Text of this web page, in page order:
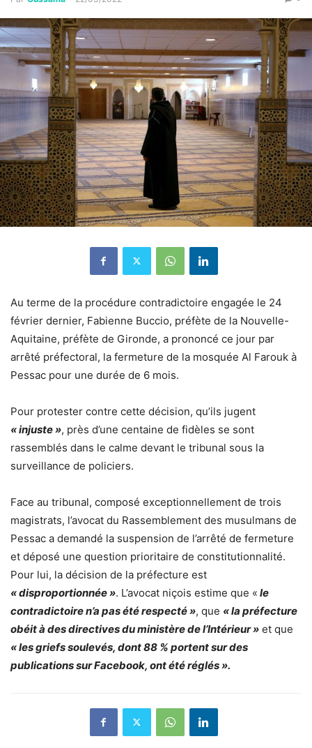
Au terme de la procédure contradictoire engagée le 24
février dernier, Fabienne Buccio, préfète de la Nouvelle-
Aquitaine, préfète de Gironde, a prononcé ce jour par
arrêté préfectoral, la fermeture de la mosquée Al Farouk à
Pessac pour une durée de 6 mois.
Pour protester contre cette décision, qu’ils jugent
« injuste », près d’une centaine de fidèles se sont
rassemblés dans le calme devant le tribunal sous la
surveillance de policiers.
Face au tribunal, composé exceptionnellement de trois
magistrats, l’avocat du Rassemblement des musulmans de
Pessac a demandé la suspension de l’arrêté de fermeture
et déposé une question prioritaire de constitutionnalité.
Pour lui, la décision de la préfecture est
« disproportionnée ». L’avocat niçois estime que « le
contradictoire n’a pas été respecté », que « la préfecture
obéit à des directives du ministère de l’Intérieur » et que
« les griefs soulevés, dont 88 % portent sur des
publications sur Facebook, ont été réglés ».